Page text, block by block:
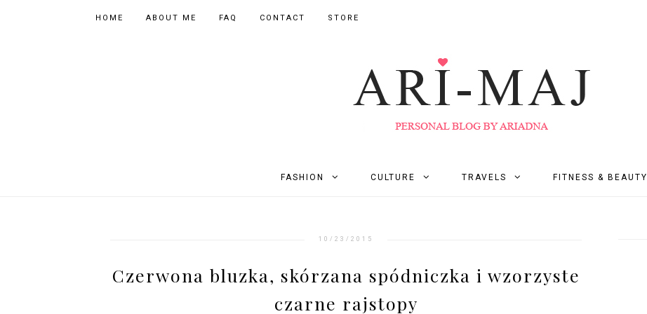
HOME ABOUT ME FAQ CONTACT STORE
FASHION
SHOPPING
CULTURE
EVENTS
TRAVELS
ASIA
FITNESS & BEAUTY
BEAUTY
10/23/2015
Czerwona bluzka, skórzana spódniczka i wzorzyste
czarne rajstopy